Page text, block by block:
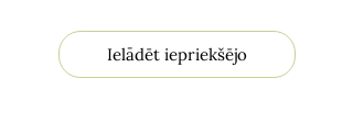
Ielādēt iepriekšējo